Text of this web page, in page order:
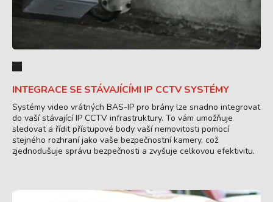
INTEGRACE SE STÁVAJÍCÍMI IP CCTV SYSTÉMY
Systémy video vrátných BAS-IP pro brány lze snadno integrovat
do vaší stávající IP CCTV infrastruktury. To vám umožňuje
sledovat a řídit přístupové body vaší nemovitosti pomocí
stejného rozhraní jako vaše bezpečnostní kamery, což
zjednodušuje správu bezpečnosti a zvyšuje celkovou efektivitu.